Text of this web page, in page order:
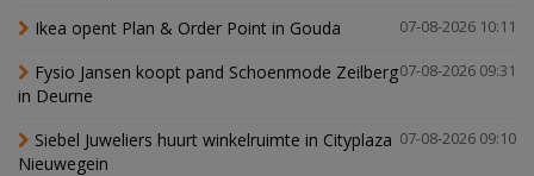
07-08-2026 10:11
Ikea opent Plan & Order Point in Gouda
07-08-2026 09:31
Fysio Jansen koopt pand Schoenmode Zeilberg
in Deurne
07-08-2026 09:10
Siebel Juweliers huurt winkelruimte in Cityplaza
Nieuwegein